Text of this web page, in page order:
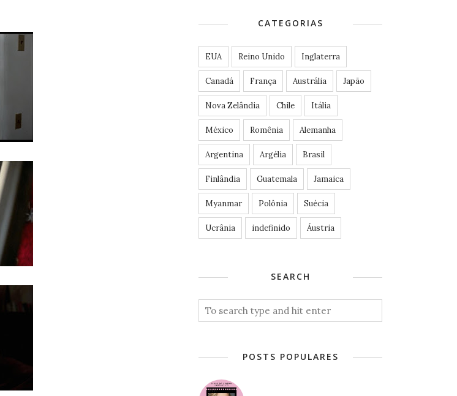
CATEGORIAS
EUA Reino Unido Inglaterra
Canadá França Austrália Japão
Nova Zelândia Chile Itália
México Romênia Alemanha
Argentina Argélia Brasil
Finlândia Guatemala Jamaica
Myanmar Polônia Suécia
Ucrânia indefinido Áustria
SEARCH
POSTS POPULARES